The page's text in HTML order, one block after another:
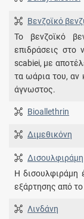
Βενζοϊκό
Το βενζοϊκό
επιδράσεις στο
scabiei, με
τα ωάρια του, αν
άγνωστος.
Bioallethrin
Διμεθικόνη
Δισουλφιράμη
Η δισουλφιράμη
εξάρτησης από
Λινδάνη